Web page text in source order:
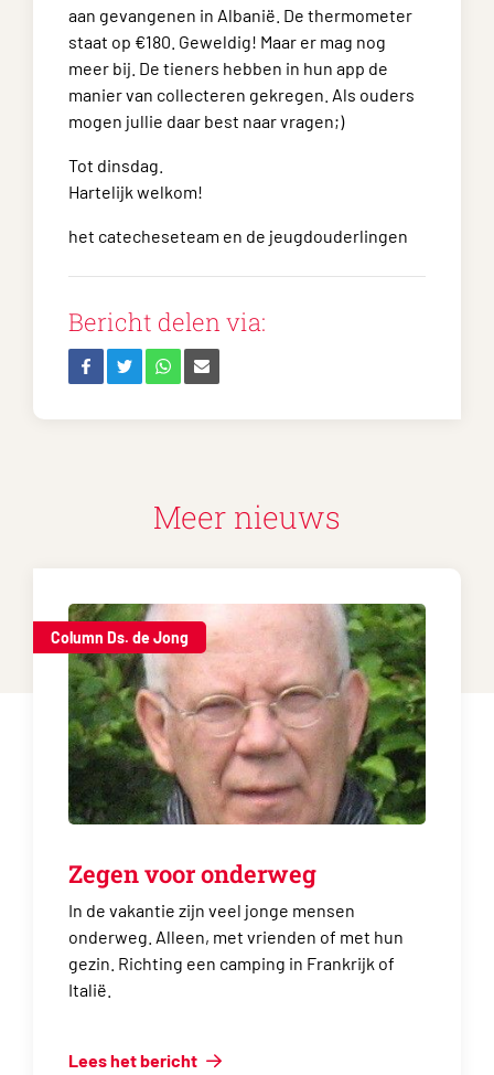
aan gevangenen in Albanië. De thermometer
staat op €180. Geweldig! Maar er mag nog
meer bij. De tieners hebben in hun app de
manier van collecteren gekregen. Als ouders
mogen jullie daar best naar vragen;)
Tot dinsdag.
Hartelijk welkom!
het catecheseteam en de jeugdouderlingen
Bericht delen via:
Meer nieuws
Column Ds. de Jong
Zegen voor onderweg
In de vakantie zijn veel jonge mensen
onderweg. Alleen, met vrienden of met hun
gezin. Richting een camping in Frankrijk of
Italië.
Lees het bericht